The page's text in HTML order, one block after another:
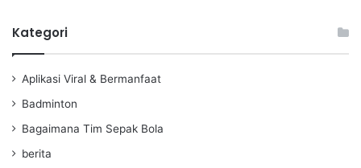
Kategori
Aplikasi Viral & Bermanfaat
Badminton
Bagaimana Tim Sepak Bola
berita